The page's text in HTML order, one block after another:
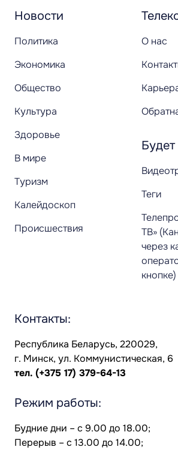
Новости
Политика
Экономика
Общество
Культура
Здоровье
В мире
Туризм
Калейдоскоп
Происшествия
О нас
Теги
ТВ»
через
кнопке)
Контакты:
Республика Беларусь, 220029,
г. Минск, ул. Коммунистическая, 6
тел. (+375 17) 379-64-13
Режим работы:
Будние дни – с 9.00 до 18.00;
Перерыв – с 13.00 до 14.00;